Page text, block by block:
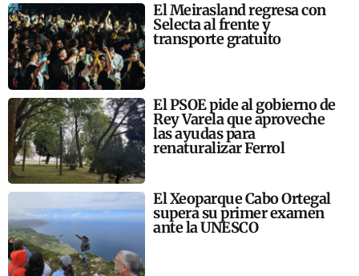
El Meirasland regresa con
Selecta al frente y
transporte gratuito
El PSOE pide al gobierno de
Rey Varela que aproveche
las ayudas para
renaturalizar Ferrol
El Xeoparque Cabo Ortegal
supera su primer examen
ante la UNESCO